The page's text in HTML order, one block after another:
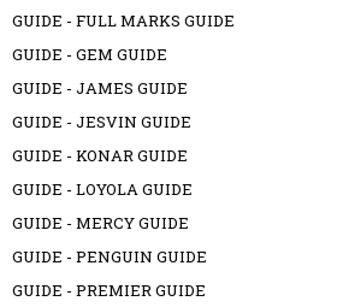
GUIDE - FULL MARKS GUIDE
GUIDE - GEM GUIDE
GUIDE - JAMES GUIDE
GUIDE - JESVIN GUIDE
GUIDE - KONAR GUIDE
GUIDE - LOYOLA GUIDE
GUIDE - MERCY GUIDE
GUIDE - PENGUIN GUIDE
GUIDE - PREMIER GUIDE